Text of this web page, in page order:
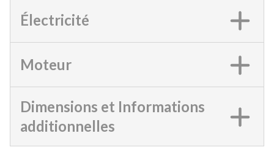
Électricité
Moteur
Dimensions et Informations
additionnelles